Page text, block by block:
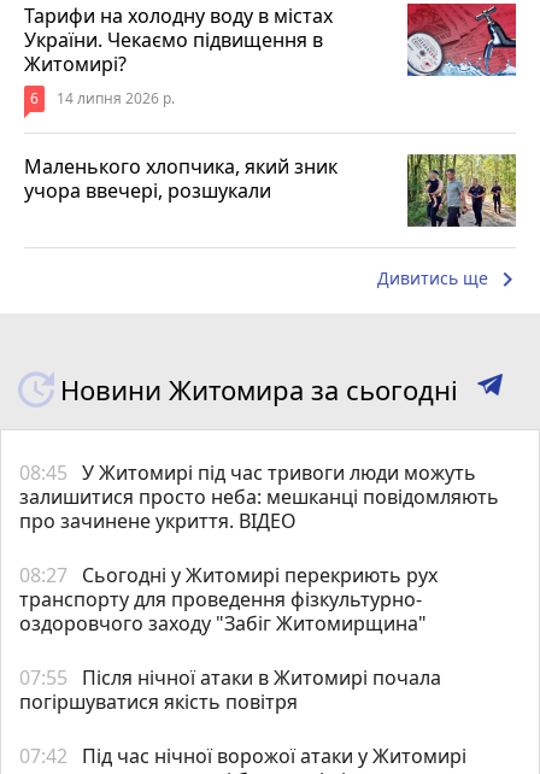
Тарифи на холодну воду в містах
України. Чекаємо підвищення в
Житомирі?
6 14 липня 2026 р.
Маленького хлопчика, який зник
учора ввечері, розшукали
Дивитись ще keyboard_arrow_right
Новини Житомира за сьогодні
08:45 У Житомирі під час тривоги люди можуть
залишитися просто неба: мешканці повідомляють
про зачинене укриття. ВІДЕО
08:27 Сьогодні у Житомирі перекриють рух
транспорту для проведення фізкультурно-
оздоровчого заходу "Забіг Житомирщина"
07:55
Після нічної атаки в Житомирі почала
погіршуватися якість повітря
07:42
Під час нічної ворожої атаки у Житомирі